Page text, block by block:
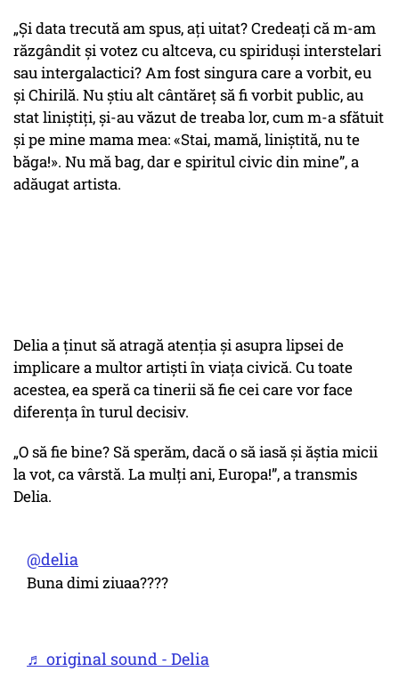
„Și data trecută am spus, ați uitat? Credeați că m-am
răzgândit și votez cu altceva, cu spiriduși interstelari
sau intergalactici? Am fost singura care a vorbit, eu
și Chirilă. Nu știu alt cântăreț să fi vorbit public, au
stat liniștiți, și-au văzut de treaba lor, cum m-a sfătuit
și pe mine mama mea: «Stai, mamă, liniștită, nu te
băga!». Nu mă bag, dar e spiritul civic din mine”, a
adăugat artista.
Delia a ținut să atragă atenția și asupra lipsei de
implicare a multor artiști în viața civică. Cu toate
acestea, ea speră ca tinerii să fie cei care vor face
diferența în turul decisiv.
„O să fie bine? Să sperăm, dacă o să iasă și ăștia micii
la vot, ca vârstă. La mulți ani, Europa!”, a transmis
Delia.
@delia
Buna dimi ziuaa????
♬ original sound - Delia